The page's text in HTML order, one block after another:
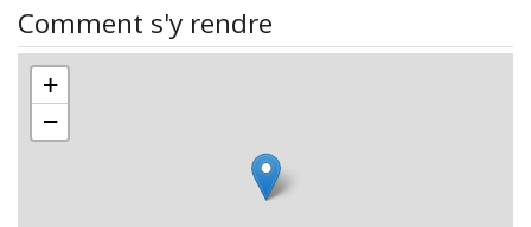
Comment s'y rendre
+
−